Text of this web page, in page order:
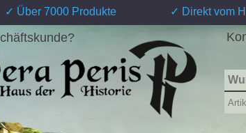
✓ Über 7000 Produkte ✓ Direkt vom